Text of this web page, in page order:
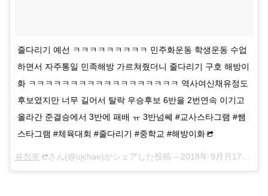
줄다리기 예선 ㅋㅋㅋㅋㅋㅋㅋㅋㅋ 민주화운동 학생운동 수업
하면서 자주통일 민족해방 가르쳐줬더니 줄다리기 구호 해방이
화 ㅋㅋㅋㅋㅋㅋㅋㅋㅋㅋㅋㅋㅋㅋㅋㅋㅋㅋ 역사여신채유정도
후보였지만 너무 길어서 탈락 우승후보 6반을 2번연속 이기고
올라간 준결승에서 3반에 패배 ㅠ 3반넘쎄 #교사스타그램 #쌤
스타그램 #체육대회 #줄다리기 #중학교 #해방이화
유정🌸 さん(@ujchae)がシェアした投稿 – 2018年 9月月17日午後11時34分PDT